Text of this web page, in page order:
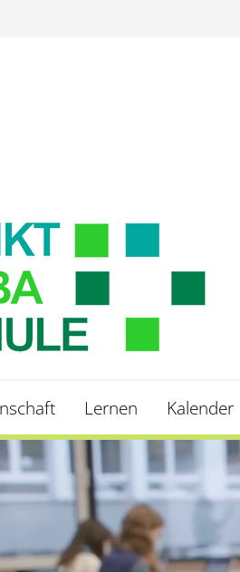
Lernen Kalender